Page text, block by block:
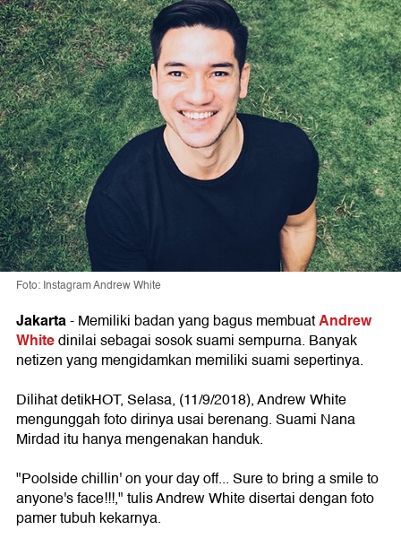
Foto: Instagram Andrew White
Jakarta- Memiliki badan yang bagus membuatAndrew
Whitedinilai sebagai sosok suami sempurna. Banyak
netizen yang mengidamkan memiliki suami sepertinya.
Dilihat detikHOT, Selasa, (11/9/2018), Andrew White
mengunggah foto dirinya usai berenang. Suami Nana
Mirdad itu hanya mengenakan handuk.
"Poolside chillin' on your day off... Sure to bring a smile to
anyone's face!!!," tulis Andrew White disertai dengan foto
pamer tubuh kekarnya.